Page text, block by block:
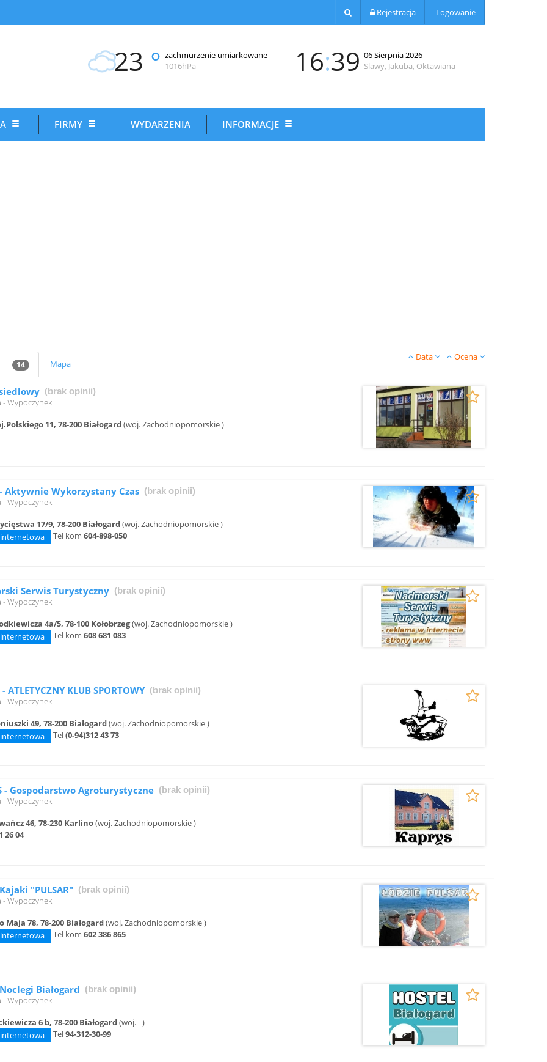
Rejestracja Logowanie
23 ° zachmurzenie umiarkowane
1016hPa
16:39 06 Sierpnia 2026
Slawy, Jakuba, Oktawiana
FIRMY WYDARZENIA INFORMACJE
Data Ocena
14 Mapa
(brak opinii)
- Wypoczynek
11, 78-200 Białogard(woj. Zachodniopomorskie )
Aktywnie Wykorzystany Czas (brak opinii)
- Wypoczynek
17/9, 78-200 Białogard(woj. Zachodniopomorskie )
Tel kom 604-898-050
Serwis Turystyczny (brak opinii)
- Wypoczynek
4a/5, 78-100 Kołobrzeg(woj. Zachodniopomorskie )
Tel kom 608 681 083
ATLETYCZNY KLUB SPORTOWY (brak opinii)
- Wypoczynek
49, 78-200 Białogard(woj. Zachodniopomorskie )
Tel(0-94)312 43 73
- Gospodarstwo Agroturystyczne (brak opinii)
- Wypoczynek
46, 78-230 Karlino(woj. Zachodniopomorskie )
26 04
"PULSAR" (brak opinii)
- Wypoczynek
Maja 78, 78-200 Białogard(woj. Zachodniopomorskie )
Tel kom 602 386 865
Białogard (brak opinii)
- Wypoczynek
6 b, 78-200 Białogard(woj. - )
Tel94-312-30-99